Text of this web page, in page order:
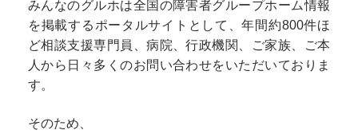
みんなのグルホは全国の障害者グループホーム情報
を掲載するポータルサイトとして、年間約800件ほ
ど相談支援専門員、病院、行政機関、ご家族、ご本
人から日々多くのお問い合わせをいただいておりま
す。
そのため、